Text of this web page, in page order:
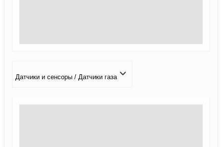
Датчики и сенсоры / Датчики газа